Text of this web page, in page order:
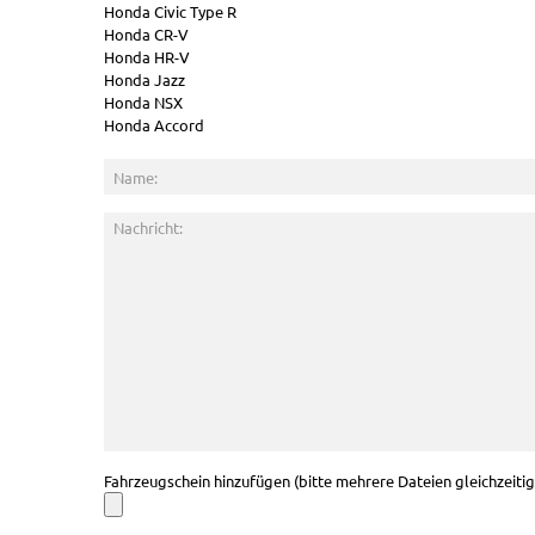
Honda Civic Type R
Honda CR-V
Honda HR-V
Honda Jazz
Honda NSX
Honda Accord
Fahrzeugschein hinzufügen (bitte mehrere Dateien